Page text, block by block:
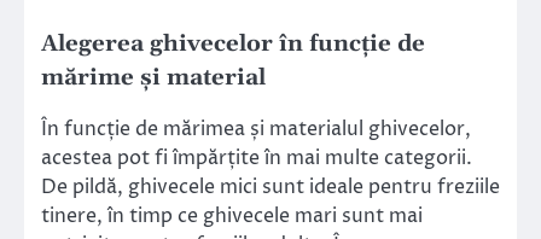
Alegerea ghivecelor în funcție de
mărime și material
În funcție de mărimea și materialul ghivecelor,
acestea pot fi împărțite în mai multe categorii.
De pildă, ghivecele mici sunt ideale pentru freziile
tinere, în timp ce ghivecele mari sunt mai